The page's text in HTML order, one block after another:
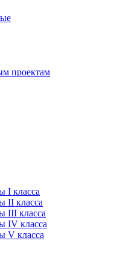
проектам
I класса
II класса
III класса
IV класса
V класса